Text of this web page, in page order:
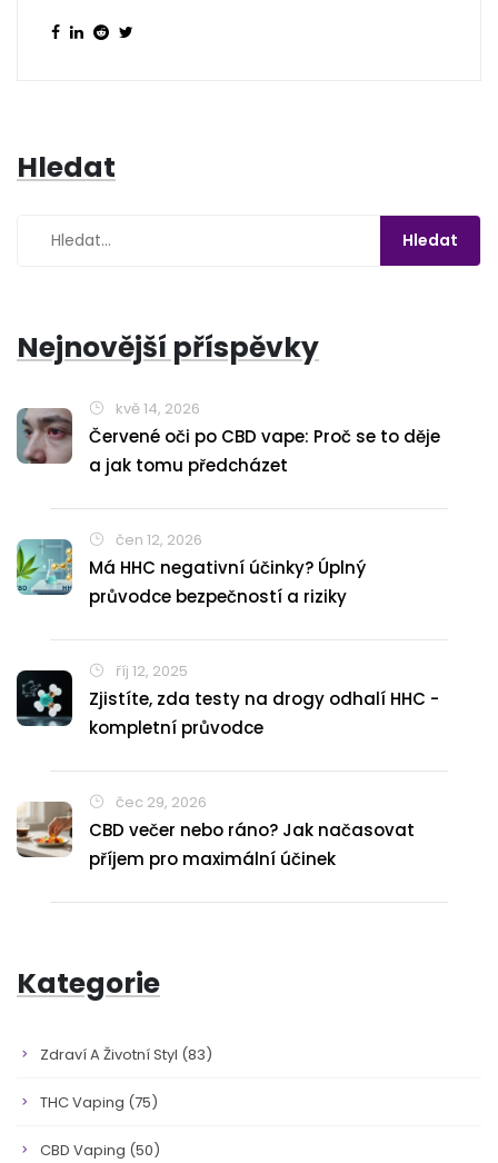
Hledat
Nejnovější příspěvky
kvě 14, 2026
Červené oči po CBD vape: Proč se to děje
a jak tomu předcházet
čen 12, 2026
Má HHC negativní účinky? Úplný
průvodce bezpečností a riziky
říj 12, 2025
Zjistíte, zda testy na drogy odhalí HHC -
kompletní průvodce
čec 29, 2026
CBD večer nebo ráno? Jak načasovat
příjem pro maximální účinek
Kategorie
Zdraví A Životní Styl (83)
THC Vaping (75)
CBD Vaping (50)